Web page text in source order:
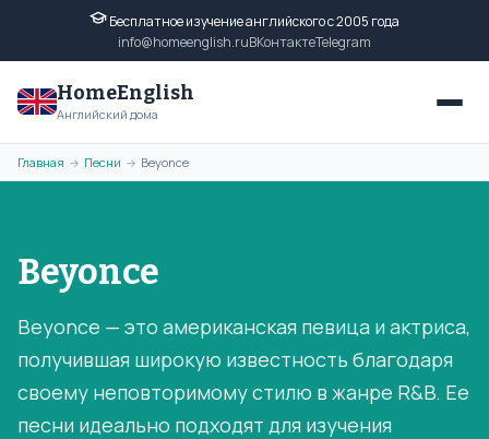
Бесплатное изучение английского с 2005 года
info@homeenglish.ruВКонтактеTelegram
HomeEnglish
Английский дома
Главная → Песни → Beyonce
Beyonce
Beyonce — это американская певица и актриса,
получившая широкую известность благодаря
своему неповторимому стилю в жанре R&B. Ее
песни идеально подходят для изучения